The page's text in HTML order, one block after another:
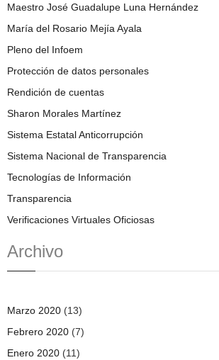
Maestro José Guadalupe Luna Hernández
María del Rosario Mejía Ayala
Pleno del Infoem
Protección de datos personales
Rendición de cuentas
Sharon Morales Martínez
Sistema Estatal Anticorrupción
Sistema Nacional de Transparencia
Tecnologías de Información
Transparencia
Verificaciones Virtuales Oficiosas
Archivo
Marzo 2020 (13)
Febrero 2020 (7)
Enero 2020 (11)